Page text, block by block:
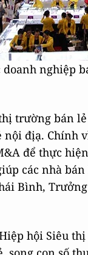
doanh
trường bán
nội địạ. Chính
để thực
các nhà
Bình,
hội Siêu